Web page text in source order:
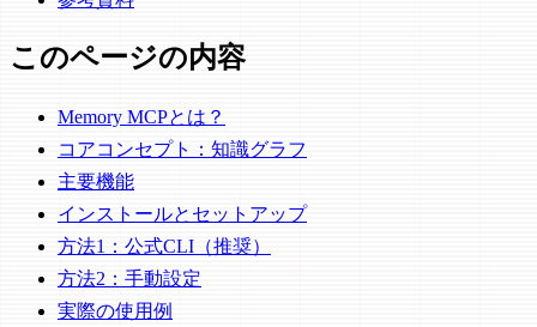
このページの内容
Memory MCPとは？
コアコンセプト：知識グラフ
主要機能
インストールとセットアップ
方法1：公式CLI（推奨）
方法2：手動設定
実際の使用例